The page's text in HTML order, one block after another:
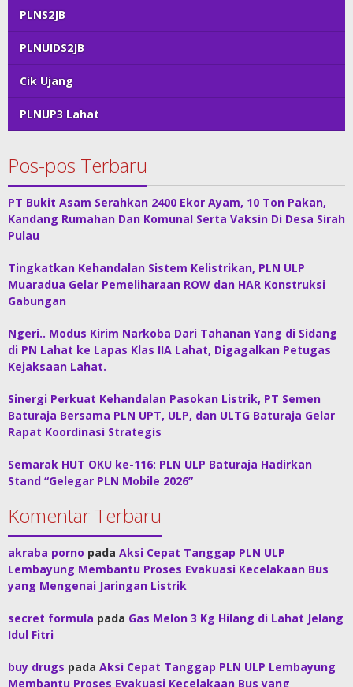
PLNS2JB
PLNUIDS2JB
Cik Ujang
PLNUP3 Lahat
Pos-pos Terbaru
PT Bukit Asam Serahkan 2400 Ekor Ayam, 10 Ton Pakan,
Kandang Rumahan Dan Komunal Serta Vaksin Di Desa Sirah
Pulau
Tingkatkan Kehandalan Sistem Kelistrikan, PLN ULP
Muaradua Gelar Pemeliharaan ROW dan HAR Konstruksi
Gabungan
Ngeri.. Modus Kirim Narkoba Dari Tahanan Yang di Sidang
di PN Lahat ke Lapas Klas IIA Lahat, Digagalkan Petugas
Kejaksaan Lahat.
Sinergi Perkuat Kehandalan Pasokan Listrik, PT Semen
Baturaja Bersama PLN UPT, ULP, dan ULTG Baturaja Gelar
Rapat Koordinasi Strategis
Semarak HUT OKU ke-116: PLN ULP Baturaja Hadirkan
Stand “Gelegar PLN Mobile 2026”
Komentar Terbaru
akraba porno pada Aksi Cepat Tanggap PLN ULP
Lembayung Membantu Proses Evakuasi Kecelakaan Bus
yang Mengenai Jaringan Listrik
secret formula pada Gas Melon 3 Kg Hilang di Lahat Jelang
Idul Fitri
buy drugs pada Aksi Cepat Tanggap PLN ULP Lembayung
Membantu Proses Evakuasi Kecelakaan Bus yang